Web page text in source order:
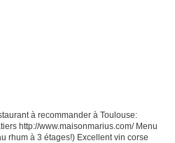
à recommander à Toulouse:
http://www.maisonmarius.com/ Menu
rhum à 3 étages!) Excellent vin corse